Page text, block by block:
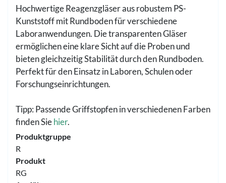
Hochwertige Reagenzgläser aus robustem PS-
Kunststoff mit Rundboden für verschiedene
Laboranwendungen. Die transparenten Gläser
ermöglichen eine klare Sicht auf die Proben und
bieten gleichzeitig Stabilität durch den Rundboden.
Perfekt für den Einsatz in Laboren, Schulen oder
Forschungseinrichtungen.
Tipp: Passende Griffstopfen in verschiedenen Farben
finden Siehier.
Produktgruppe
R
Produkt
RG